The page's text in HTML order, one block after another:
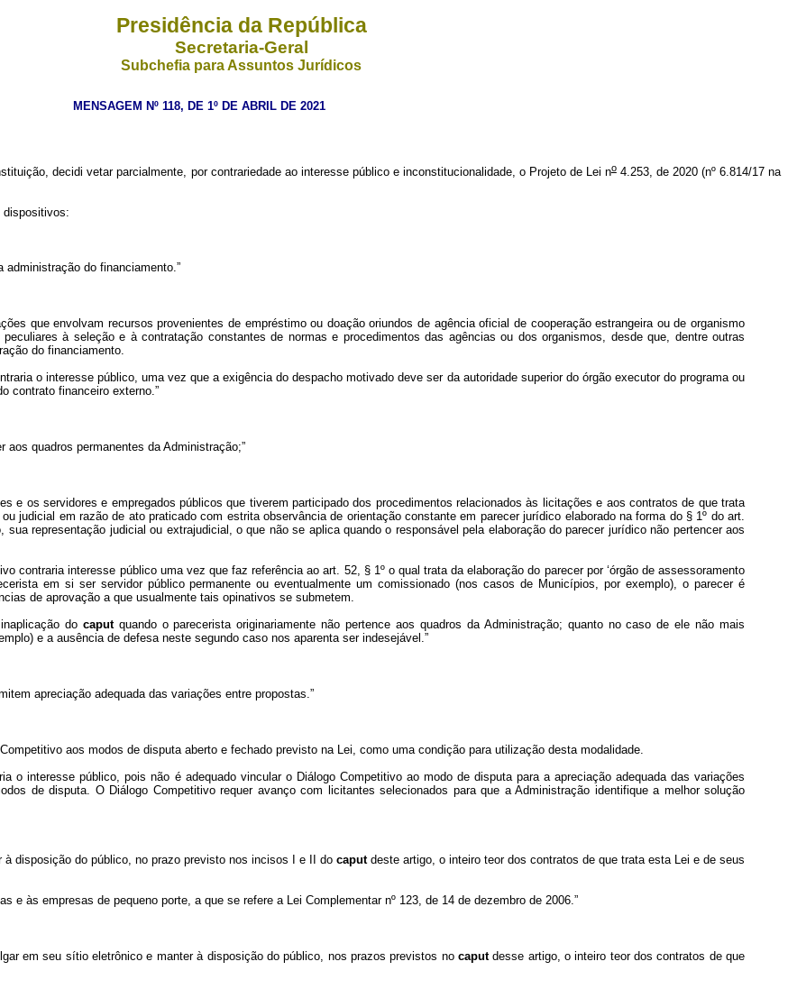
Presidência da República
Secretaria-Geral
Subchefia para Assuntos Jurídicos
MENSAGEM Nº 118, DE 1º DE ABRIL DE 2021
decidi vetar parcialmente, por contrariedade ao interesse público e inconstitucionalidade, o Projeto de Lei no4.253, de 2020 (nº 6.814/17 na
dispositivos:
administração do financiamento.”
que envolvam recursos provenientes de empréstimo ou doação oriundos de agência oficial de cooperação estrangeira ou de organismo
à seleção e à contratação constantes de normas e procedimentos das agências ou dos organismos, desde que, dentre outras
do financiamento.
o interesse público, uma vez que a exigência do despacho motivado deve ser da autoridade superior do órgão executor do programa ou
contrato financeiro externo.”
aos quadros permanentes da Administração;”
e os servidores e empregados públicos que tiverem participado dos procedimentos relacionados às licitações e aos contratos de que trata
judicial em razão de ato praticado com estrita observância de orientação constante em parecer jurídico elaborado na forma do § 1º do art.
representação judicial ou extrajudicial, o que não se aplica quando o responsável pela elaboração do parecer jurídico não pertencer aos
contraria interesse público uma vez que faz referência ao art. 52, § 1º o qual trata da elaboração do parecer por ‘órgão de assessoramento
em si ser servidor público permanente ou eventualmente um comissionado (nos casos de Municípios, por exemplo), o parecer é
de aprovação a que usualmente tais opinativos se submetem.
do caputquando o parecerista originariamente não pertence aos quadros da Administração; quanto no caso de ele não mais
e a ausência de defesa neste segundo caso nos aparenta ser indesejável.”
apreciação adequada das variações entre propostas.”
aos modos de disputa aberto e fechado previsto na Lei, como uma condição para utilização desta modalidade.
o interesse público, pois não é adequado vincular o Diálogo Competitivo ao modo de disputa para a apreciação adequada das variações
de disputa. O Diálogo Competitivo requer avanço com licitantes selecionados para que a Administração identifique a melhor solução
à disposição do público, no prazo previsto nos incisos I e II do caputdeste artigo, o inteiro teor dos contratos de que trata esta Lei e de seus
e às empresas de pequeno porte, a que se refere a Lei Complementar nº 123, de 14 de dezembro de 2006.”
em seu sítio eletrônico e manter à disposição do público, nos prazos previstos no caputdesse artigo, o inteiro teor dos contratos de que